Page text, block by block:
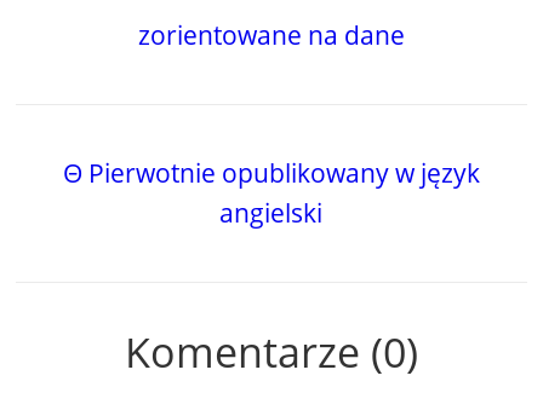
zorientowane na dane
Θ Pierwotnie opublikowany w język
angielski
Komentarze (0)